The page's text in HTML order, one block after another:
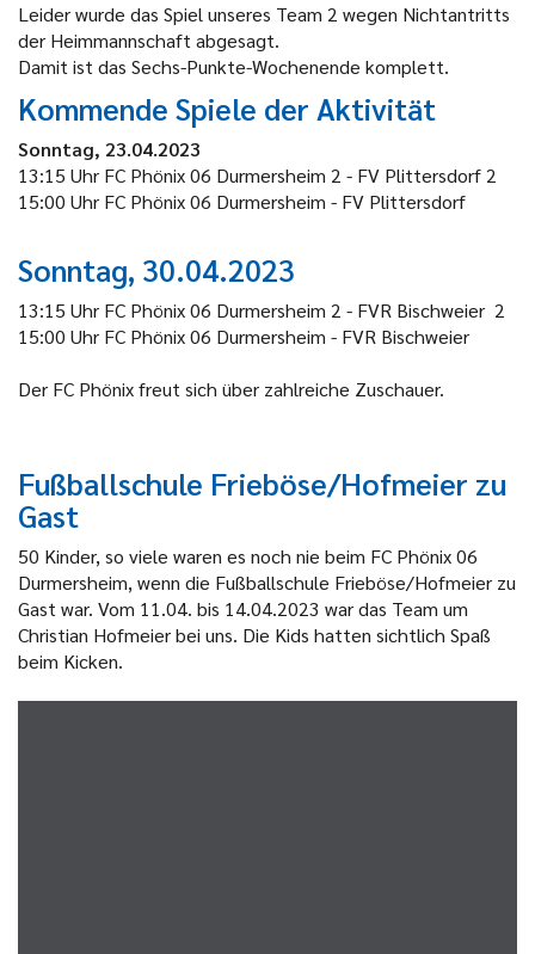
Leider wurde das Spiel unseres Team 2 wegen Nichtantritts
der Heimmannschaft abgesagt.
Damit ist das Sechs-Punkte-Wochenende komplett.
Kommende Spiele der Aktivität
Sonntag, 23.04.2023
13:15 Uhr FC Phönix 06 Durmersheim 2 - FV Plittersdorf 2
15:00 Uhr FC Phönix 06 Durmersheim - FV Plittersdorf
Sonntag, 30.04.2023
13:15 Uhr FC Phönix 06 Durmersheim 2 - FVR Bischweier 2
15:00 Uhr FC Phönix 06 Durmersheim - FVR Bischweier
Der FC Phönix freut sich über zahlreiche Zuschauer.
Fußballschule Frieböse/Hofmeier zu
Gast
50 Kinder, so viele waren es noch nie beim FC Phönix 06
Durmersheim, wenn die Fußballschule Frieböse/Hofmeier zu
Gast war. Vom 11.04. bis 14.04.2023 war das Team um
Christian Hofmeier bei uns. Die Kids hatten sichtlich Spaß
beim Kicken.